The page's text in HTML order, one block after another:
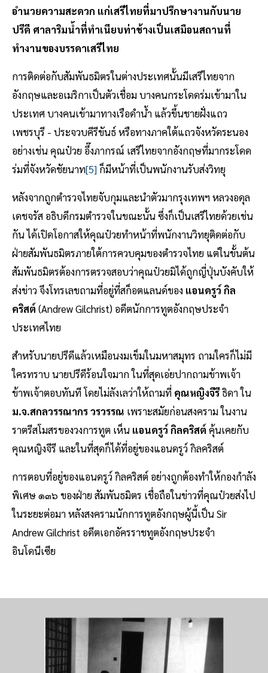
อำนวยความสะดวก แก่เสรีไทยที่มาปรึกษางานกับนาย
ปรีดี ศาลาริมน้ำที่ทำเนียบท่าช้างเป็นเสมือนสถานที่
ทำงานของบรรดาเสรีไทย
การติดต่อกับสัมพันธมิตรในต่างประเทศนั้นมีเสรีไทยจาก
อังกฤษและอเมริกาเป็นตัวเชื่อม บางคนกระโดดร่มเข้ามาใน
ประเทศ บางคนเข้ามาทางเรือดำน้ำ แล้วขึ้นชายฝั่งแถว
เพชรบุรี - ประจวบคีรีขันธ์ หรือทางภาคใต้แถวจังหวัดระนอง
อย่างเช่น คุณป๋วย อึ๊งภากรณ์ เสรีไทยจากอังกฤษที่มากระโดด
ร่มที่จังหวัดชัยนาท[5]ก็มีหน้าที่เป็นพนักงานรับส่งวิทยุ
หลังจากถูกตำรวจไทยจับกุมและนำตัวมากรุงเทพฯ หลวงอดุล
เดชจรัส อธิบดีกรมตำรวจในขณะนั้น ซึ่งก็เป็นเสรีไทยด้วยเช่น
กัน ได้เปิดโอกาสให้คุณป๋วยทำหน้าที่พนักงานวิทยุติดต่อกับ
ฝ่ายสัมพันธมิตรภายใต้การควบคุมของตำรวจไทย แต่ในขั้นต้น
สัมพันธมิตรต้องการตรวจสอบว่าคุณป๋วยมิได้ถูกญี่ปุ่นบังคับให้
ส่งข่าว จึงโทรเลขถามที่อยู่ที่สก็อตแลนด์ของ แอนดรูว์ กิล
คริสต์ (Andrew Gilchrist) อดีตนักการทูตอังกฤษประจำ
ประเทศไทย
สำหรับนายปรีดีแล้วเหมือนงมเข็มในมหาสมุทร ถามใครก็ไม่มี
ใครทราบ นายปรีดีร้อนใจมาก ในที่สุดเอ่ยปากถามข้าพเจ้า
ข้าพเจ้าตอบทันที โดยไม่ลังเลว่าให้ถามที่ คุณหญิงจีรีธิดา ใน
ม.จ.สกลวรรณากร วรวรรณ เพราะสมัยก่อนสงคราม ในงาน
ราตรีสโมสรของวงการทูต เห็น แอนดรูว์ กิลคริสต์ คุ้นเคยกับ
คุณหญิงจีรี และในที่สุดก็ได้ที่อยู่ของแอนดรูว์ กิลคริสต์
การตอบที่อยู่ของแอนดรูว์ กิลคริสต์ อย่างถูกต้องทำให้กองกำลัง
พิเศษ ๑๓๖ ของฝ่าย สัมพันธมิตร เชื่อถือในข่าวที่คุณป๋วยส่งไป
ในระยะต่อมา หลังสงครามนักการทูตอังกฤษผู้นี้เป็น Sir
Andrew Gilchrist อดีตเอกอัครราชทูตอังกฤษประจำ
อินโดนีเซีย